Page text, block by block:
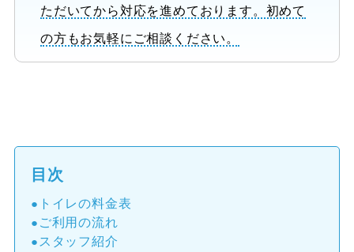
ただいてから対応を進めております。初めて
の方もお気軽にご相談ください。
目次
トイレの料金表
ご利用の流れ
スタッフ紹介